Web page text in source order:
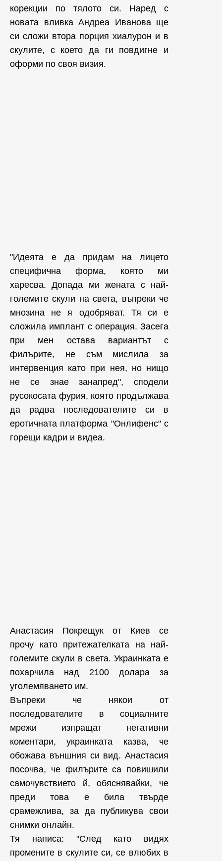
корекции по тялото си. Наред с
новата вливка Андреа Иванова ще
си сложи втора порция хиалурон и в
скулите, с което да ги повдигне и
оформи по своя визия.
"Идеята е да придам на лицето
специфична форма, която ми
харесва. Допада ми жената с най-
големите скули на света, въпреки че
мнозина не я одобряват. Тя си е
сложила имплант с операция. Засега
при мен остава вариантът с
филърите, не съм мислила за
интервенция като при нея, но нищо
не се знае занапред", сподели
русокосата фурия, която продължава
да радва последователите си в
еротичната платформа "Онлифенс" с
горещи кадри и видеа.
Анастасия Покрещук от Киев се
прочу като притежателката на най-
големите скули в света. Украинката е
похарчила над 2100 долара за
уголемяването им.
Въпреки че някои от
последователите в социалните
мрежи изпращат негативни
коментари, украинката казва, че
обожава външния си вид. Анастасия
посочва, че филърите са повишили
самочувствието й, обяснявайки, че
преди това е била твърде
срамежлива, за да публикува свои
снимки онлайн.
Тя написа: "След като видях
промените в скулите си, се влюбих в